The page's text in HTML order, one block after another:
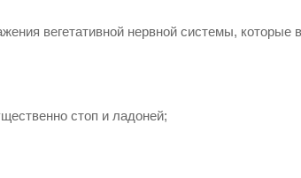
вегетативной нервной системы, которые
стоп и ладоней;